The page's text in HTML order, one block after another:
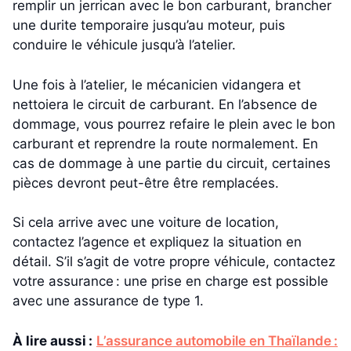
remplir un jerrican avec le bon carburant, brancher
une durite temporaire jusqu’au moteur, puis
conduire le véhicule jusqu’à l’atelier.
Une fois à l’atelier, le mécanicien vidangera et
nettoiera le circuit de carburant. En l’absence de
dommage, vous pourrez refaire le plein avec le bon
carburant et reprendre la route normalement. En
cas de dommage à une partie du circuit, certaines
pièces devront peut-être être remplacées.
Si cela arrive avec une voiture de location,
contactez l’agence et expliquez la situation en
détail. S’il s’agit de votre propre véhicule, contactez
votre assurance : une prise en charge est possible
avec une assurance de type 1.
À lire aussi : L’assurance automobile en Thaïlande :